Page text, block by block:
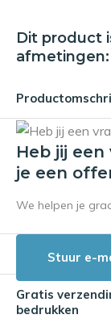
Dit product
afmetingen:
Heb jij
je een
We helpen je
Stuur e-
Gratis
bedrukken